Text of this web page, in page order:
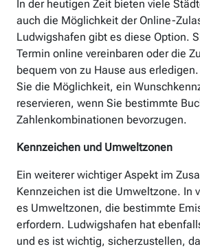
In der heutigen Zeit bieten viele
auch die Möglichkeit der Online-
Ludwigshafen gibt es diese Option.
Termin online vereinbaren oder die
bequem von zu Hause aus
Sie die Möglichkeit, ein
reservieren, wenn Sie bestimmte
Zahlenkombinationen bevorzugen.
Kennzeichen und Umweltzonen
Ein weiterer wichtiger Aspekt im
Kennzeichen ist die Umweltzone. In
es Umweltzonen, die bestimmte
erfordern. Ludwigshafen hat
und es ist wichtig, sicherzustellen,